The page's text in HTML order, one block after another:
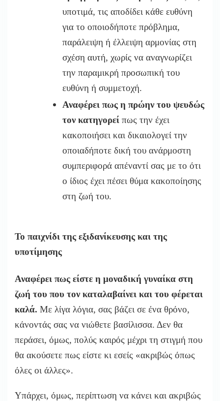
υποτιμά, τις αποδίδει κάθε ευθύνη
για το οποιοδήποτε πρόβλημα,
παράλειψη ή έλλειψη αρμονίας στη
σχέση αυτή, χωρίς να αναγνωρίζει
την παραμικρή προσωπική του
ευθύνη ή συμμετοχή.
Αναφέρει πως η πρώην του ψευδώς
τον κατηγορεί πως την έχει
κακοποιήσει και δικαιολογεί την
οποιαδήποτε δική του ανάρμοστη
συμπεριφορά απέναντί σας με το ότι
ο ίδιος έχει πέσει θύμα κακοποίησης
στη ζωή του.
Το παιχνίδι της εξιδανίκευσης και της
υποτίμησης
Αναφέρει πως είστε η μοναδική γυναίκα στη
ζωή του που τον καταλαβαίνει και του φέρεται
καλά. Με λίγα λόγια, σας βάζει σε ένα θρόνο,
κάνοντάς σας να νιώθετε βασίλισσα. Δεν θα
περάσει, όμως, πολύς καιρός μέχρι τη στιγμή που
θα ακούσετε πως είστε κι εσείς «ακριβώς όπως
όλες οι άλλες».
Υπάρχει, όμως, περίπτωση να κάνει και ακριβώς